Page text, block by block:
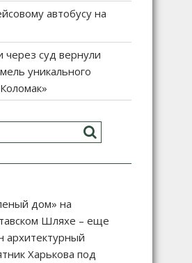
автобусу на
через суд вернули
уникального
дом» на
Шляхе – еще
архитектурный
Харькова под